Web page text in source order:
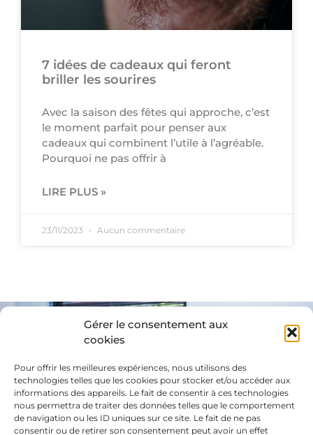
Gérer le consentement aux
cookies
Pour offrir les meilleures expériences, nous utilisons des
technologies telles que les cookies pour stocker et/ou accéder aux
informations des appareils. Le fait de consentir à ces technologies
nous permettra de traiter des données telles que le comportement
de navigation ou les ID uniques sur ce site. Le fait de ne pas
consentir ou de retirer son consentement peut avoir un effet
7 idées de cadeaux qui feront
briller les sourires
Avec la saison des fêtes qui approche, c’est
le moment parfait pour penser aux
cadeaux qui combinent l’utile à l’agréable.
Pourquoi ne pas offrir à
LIRE PLUS »
23/11/2023 Aucun commentaire
Avez-vousdes questions?
COMMUNIQUEZ AVEC NOUS!